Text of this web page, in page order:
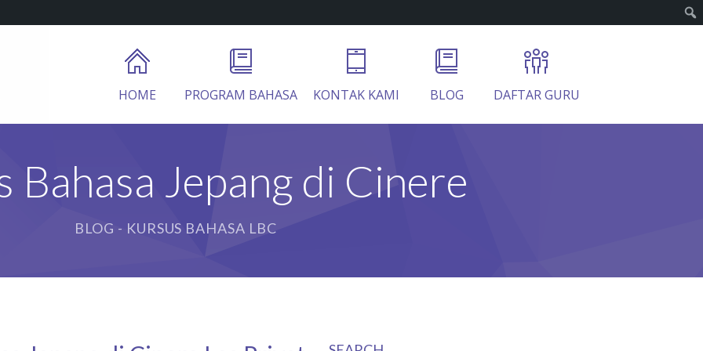
HOME PROGRAM BAHASA KONTAK KAMI BLOG DAFTAR GURU
Bahasa Jepang di Cinere
BLOG - KURSUS BAHASA LBC